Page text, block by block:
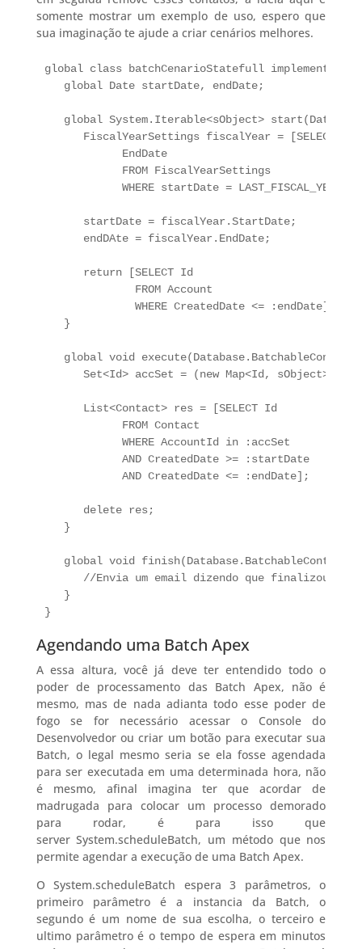
somente mostrar um exemplo de uso, espero que
sua imaginação te ajude a criar cenários melhores.
global class batchCenarioStatefull implements
   global Date startDate, endDate;
global System.Iterable<sObject>
FiscalYearSettings fiscalYear = [SELECT
            EndDate
            FROM FiscalYearSettings
            WHERE startDate = LAST_FISCAL_YEAR];
      startDate = fiscalYear.StartDate;
      endDAte = fiscalYear.EndDate;
      return [SELECT Id
              FROM Account
              WHERE CreatedDate <= :endDate];
   }
global void execute(Database.BatchableContext
Set<Id> accSet = (new Map<Id,
      List<Contact> res = [SELECT Id
            FROM Contact
            WHERE AccountId in :accSet
            AND CreatedDate >= :startDate
            AND CreatedDate <= :endDate];
      delete res;
   }
global void finish(Database.BatchableContext
//Envia um email dizendo que finalizou os
   }
}
Agendando uma Batch Apex
A essa altura, você já deve ter entendido todo o
poder de processamento das Batch Apex, não é
mesmo, mas de nada adianta todo esse poder de
fogo se for necessário acessar o Console do
Desenvolvedor ou criar um botão para executar sua
Batch, o legal mesmo seria se ela fosse agendada
para ser executada em uma determinada hora, não
é mesmo, afinal imagina ter que acordar de
madrugada para colocar um processo demorado
para rodar, é para isso que
server System.scheduleBatch, um método que nos
permite agendar a execução de uma Batch Apex.
O System.scheduleBatch espera 3 parâmetros, o
primeiro parâmetro é a instancia da Batch, o
segundo é um nome de sua escolha, o terceiro e
ultimo parâmetro é o tempo de espera em minutos